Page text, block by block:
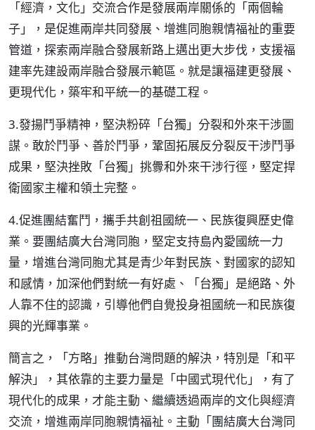
「經濟，文化」交流合作是發展兩岸關係的「兩個輪
子」，是促進兩岸共同發展、增進同胞親情福祉的重要
管道，探索兩岸融合發展新路上邁出更大步伐，支援福
建率先建設兩岸融合發展示範區。就是讓福建更發展、
更現代化，築牢和平統一的基礎工程。
3.發揚鬥爭精神，堅決粉碎「台獨」分裂和外來干涉圖
謀。敢於鬥爭、善於鬥爭，鞏固拓展反分裂反干涉鬥爭
成果，堅決挫敗「台獨」挑釁和外來干涉行徑，堅定捍
衛國家主權和領土完整。
4.促進團結奮鬥，攜手共創祖國統一、民族復興歷史偉
業。要團結廣大台灣同胞，堅定支持島內愛國統一力
量，增進台灣同胞尤其是青少年對民族、對國家的認知
和感情，加深他們對統一有好處、「台獨」是絕路、外
人靠不住的認識，引導他們自覺投身祖國統一和民族復
興的光輝事業。
簡言之，「方略」推動台灣問題的解決，特別是「和平
解決」，其依靠的主要力量是「中國式現代化」，有了
現代化的成果，才能主動、繼續透過兩岸的文化與經濟
交流，增進兩岸同胞親情福祉。主動「團結廣大台灣同